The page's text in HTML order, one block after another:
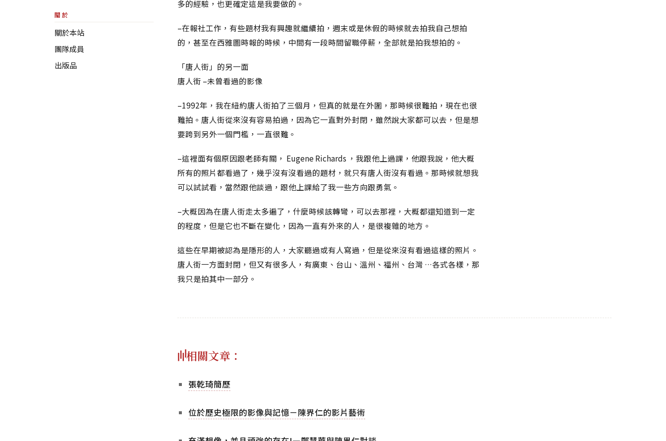
關於
關於本站
團隊成員
出版品
多的經驗，也更確定這是我要做的。
–在報社工作，有些題材我有興趣就繼續拍，週末或是休假的時候就去拍我自己想拍
的，甚至在西雅圖時報的時候，中間有一段時間留職停薪，全部就是拍我想拍的。
「唐人街」的另一面
唐人街 –未曾看過的影像
–1992年，我在紐約唐人街拍了三個月，但真的就是在外圍，那時候很難拍，現在也很
難拍。唐人街從來沒有容易拍過，因為它一直對外封閉，雖然說大家都可以去，但是想
要跨到另外一個門檻，一直很難。
–這裡面有個原因跟老師有關， Eugene Richards ，我跟他上過課，他跟我說，他大概
所有的照片都看過了，幾乎沒有沒看過的題材，就只有唐人街沒有看過。那時候就想我
可以試試看，當然跟他談過，跟他上課給了我一些方向跟勇氣。
–大概因為在唐人街走太多遍了，什麼時候該轉彎，可以去那裡，大概都還知道到一定
的程度，但是它也不斷在變化，因為一直有外來的人，是很複雜的地方。
這些在早期被認為是隱形的人，大家聽過或有人寫過，但是從來沒有看過這樣的照片。
唐人街一方面封閉，但又有很多人，有廣東、台山、溫州、福州、台灣 …各式各樣，那
我只是拍其中一部分。
相關文章：
張乾琦簡歷
位於歷史極限的影像與記憶－陳界仁的影片藝術